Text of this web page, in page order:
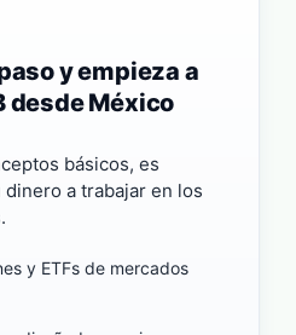
y empieza a
desde México
básicos, es
a trabajar en los
y ETFs de mercados